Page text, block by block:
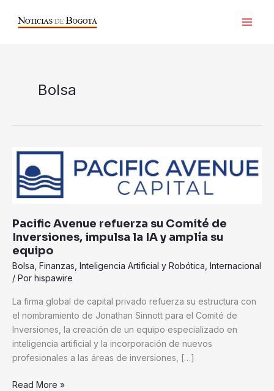
Bolsa
Pacific Avenue refuerza su Comité de
Inversiones, impulsa la IA y amplía su
equipo
Bolsa Finanzas Inteligencia Artificial y Robótica Internacional
/ Por hispawire
La firma global de capital privado refuerza su estructura con
el nombramiento de Jonathan Sinnott para el Comité de
Inversiones, la creación de un equipo especializado en
inteligencia artificial y la incorporación de nuevos
profesionales a las áreas de inversiones, […]
Pacific
Avenue
refuerza
su
de
Inversiones,
impulsa
la
IA
Read More »